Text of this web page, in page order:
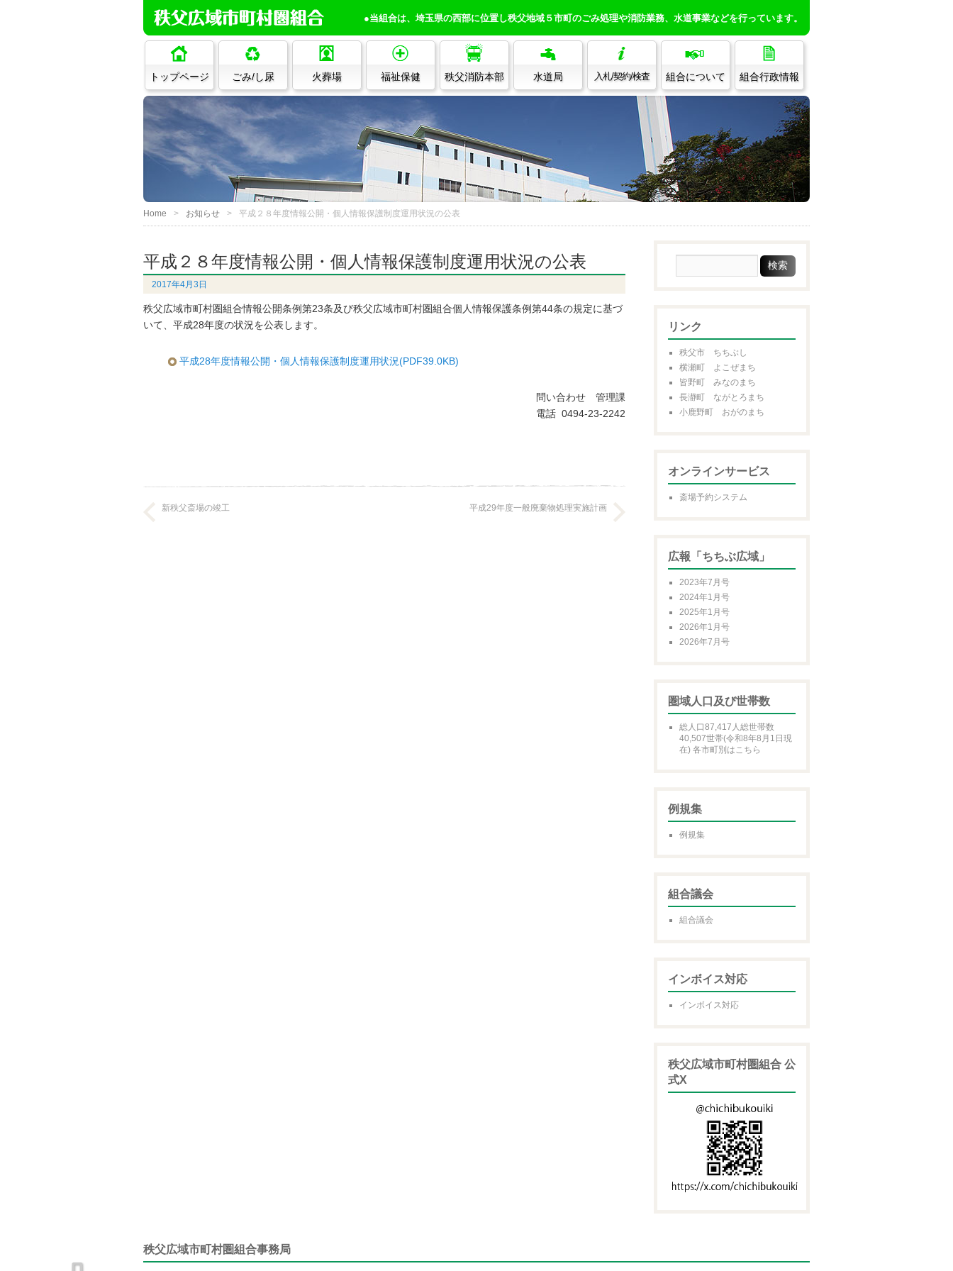
●当組合は、埼玉県の西部に位置し秩父地域５市町のごみ処理や消防業務、水道事業などを行っています。
トップページ ごみ/し尿 火葬場 福祉保健 秩父消防本部 水道局 入札/契約/検査 組合について 組合行政情報
Home お知らせ 平成２８年度情報公開・個人情報保護制度運用状況の公表
平成２８年度情報公開・個人情報保護制度運用状況の公表
2017年4月3日
秩父広域市町村圏組合情報公開条例第23条及び秩父広域市町村圏組合個人情報保護条例第44条の規定に基づ
いて、平成28年度の状況を公表します。
平成28年度情報公開・個人情報保護制度運用状況(PDF39.0KB)
問い合わせ 管理課
電話 0494-23-2242
新秩父斎場の竣工 平成29年度一般廃棄物処理実施計画
リンク
秩父市 ちちぶし
横瀬町 よこぜまち
皆野町 みなのまち
長瀞町 ながとろまち
小鹿野町 おがのまち
オンラインサービス
斎場予約システム
広報「ちちぶ広域」
2023年7月号
2024年1月号
2025年1月号
2026年1月号
2026年7月号
圏域人口及び世帯数
総人口87,417人総世帯数
40,507世帯(令和8年8月1日現
在) 各市町別はこちら
例規集
例規集
組合議会
組合議会
インボイス対応
インボイス対応
秩父広域市町村圏組合 公
式X
秩父広域市町村圏組合事務局